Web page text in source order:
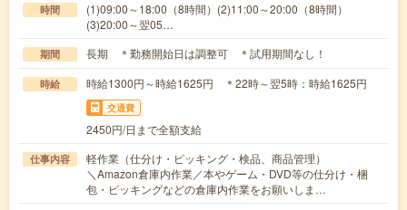
時間
(1)09:00～18:00（8時間）(2)11:00～20:00（8時間）
(3)20:00～翌05…
期間 長期 ＊勤務開始日は調整可 ＊試用期間なし！
時給 時給1300円～時給1625円 ＊22時～翌5時：時給1625円
交通費
2450円/日まで全額支給
仕事内容
軽作業（仕分け・ピッキング・検品、商品管理）
＼Amazon倉庫内作業／本やゲーム・DVD等の仕分け・梱
包・ピッキングなどの倉庫内作業をお願いしま…